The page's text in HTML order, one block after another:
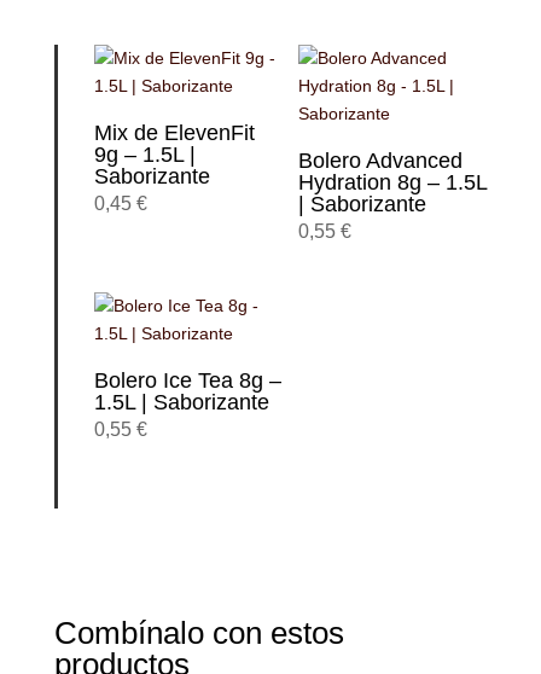
Mix de ElevenFit
9g – 1.5L |
Saborizante
0,45 €
Bolero Advanced
Hydration 8g – 1.5L
| Saborizante
0,55 €
Bolero Ice Tea 8g –
1.5L | Saborizante
0,55 €
Combínalo con estos
productos